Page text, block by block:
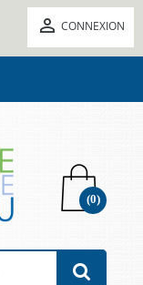
 CONNEXION
(0)